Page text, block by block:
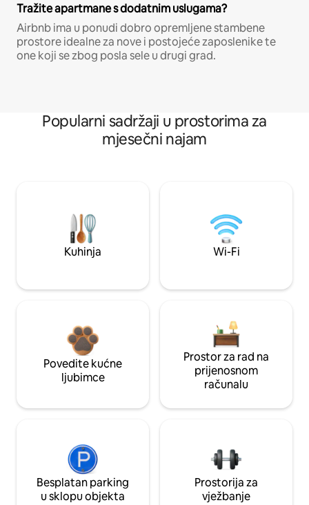
Tražite apartmane s dodatnim uslugama?
Airbnb ima u ponudi dobro opremljene stambene
prostore idealne za nove i postojeće zaposlenike te
one koji se zbog posla sele u drugi grad.
Popularni sadržaji u prostorima za
mjesečni najam
Kuhinja Wi-Fi
Povedite kućne
ljubimce
Prostor za rad na
prijenosnom
računalu
Besplatan parking
u sklopu objekta
Prostorija za
vježbanje